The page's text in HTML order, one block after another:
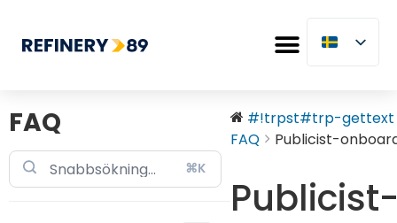
FAQ
⌘K
#!trpst#trp-gettext
FAQ
Publicist-